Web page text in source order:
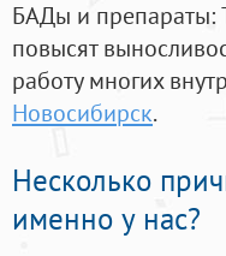
БАДы и препараты:
повысят
работу многих
Новосибирск.
Несколько
именно у нас?